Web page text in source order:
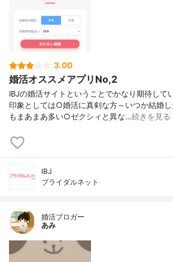
3.00
婚活オススメアプリNo,2
IBJの婚活サイトということでかなり期待して
印象としては○婚活に真剣な方～いつか結婚
もまあまあ多い○ゼクシィと異な…続きを見る
IBJ
ブライダルネット
婚活ブロガー
あみ